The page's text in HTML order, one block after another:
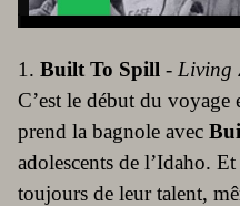
1. Built To Spill - Living
C’est le début du voyage
prend la bagnole avec
adolescents de l’Idaho.
toujours de leur talent,